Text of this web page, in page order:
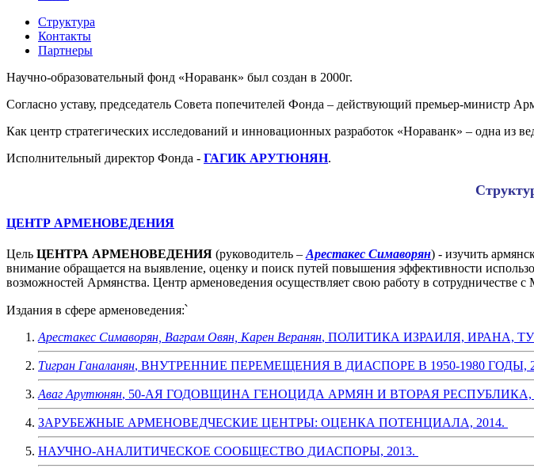
Структура
Контакты
Партнеры
Научно-образовательный фонд «Нораванк» был создан в 2000г.
Согласно уставу, председатель Совета попечителей Фонда – действующий премьер-министр
Как центр стратегических исследований и инновационных разработок «Нораванк» – одна из
Исполнительный директор Фонда - ГАГИК АРУТЮНЯН.
ЦЕНТР АРМЕНОВЕДЕНИЯ
Цель ЦЕНТРА АРМЕНОВЕДЕНИЯ (руководитель – Арестакес Симаворян) - изучить
внимание обращается на выявление, оценку и поиск путей повышения эффективности
возможностей Армянства. Центр арменоведения осуществляет свою работу в
Издания в сфере арменоведения:՝
Арестакес Симаворян, Ваграм Овян, Карен Веранян, ПОЛИТИКА ИЗРАИЛЯ, ИРАНА,
Тигран Ганаланян, ВНУТРЕННИЕ ПЕРЕМЕЩЕНИЯ В ДИАСПОРЕ В 1950-1980 ГОДЫ,
Аваг Арутюнян, 50-АЯ ГОДОВЩИНА ГЕНОЦИДА АРМЯН И ВТОРАЯ РЕСПУБЛИКА,
ЗАРУБЕЖНЫЕ АРМЕНОВЕДЧЕСКИЕ ЦЕНТРЫ: ОЦЕНКА ПОТЕНЦИАЛА, 2014.
НАУЧНО-АНАЛИТИЧЕСКОЕ СООБЩЕСТВО ДИАСПОРЫ, 2013.